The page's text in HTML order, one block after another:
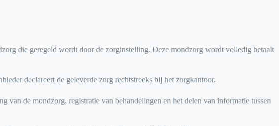
die geregeld wordt door de zorginstelling. Deze mondzorg wordt volledig betaalt
declareert de geleverde zorg rechtstreeks bij het zorgkantoor.
van de mondzorg, registratie van behandelingen en het delen van informatie tussen